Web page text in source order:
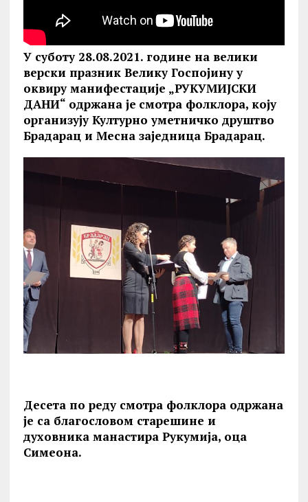
У суботу 28.08.2021. године на велики
верски празник Велику Госпојину у
оквиру манифестације „РУКУМИЈСКИ
ДАНИ“ одржана је смотра фолклора, коју
организују Културно уметничко друштво
Брадарац и Месна заједница Брадарац.
Десета по реду смотра фолклора одржана
је са благословом старешине и
духовника манастира Рукумија, оца
Симеона.